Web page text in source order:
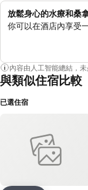
放鬆身心的水療和桑
你可以在酒店內享受
內容由人工智能總結，未
與類似住宿比較
已選住宿